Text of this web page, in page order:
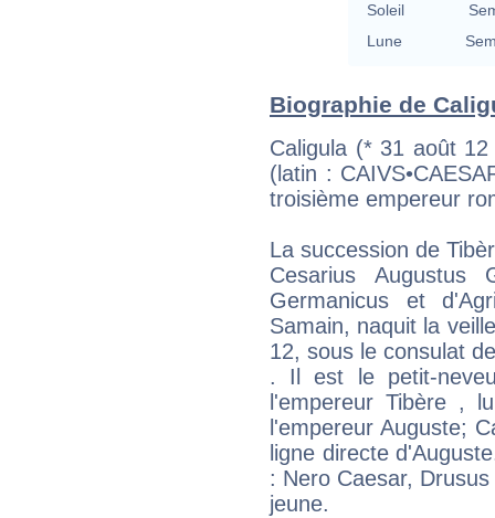
Soleil
Lune
Biographie de
Caligula (* 31 août
(latin :
troisième empereur
La succession de
Cesarius Augustus
Germanicus et
Samain, naquit la
12, sous le consulat
. Il est le petit-
l'empereur Tibère ,
l'empereur Auguste;
ligne directe
: Nero Caesar,
jeune.